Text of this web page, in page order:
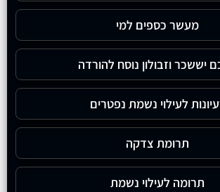
מעשר כספים למי
יששכר וזבולון נוסח להורדה
לעילוי נשמת נפטרים
תרומת צדקה
תרומה לעילוי נשמת